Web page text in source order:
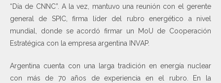
“Día de CNNC”. A la vez, mantuvo una reunión con el gerente
general de SPIC, firma líder del rubro energético a nivel
mundial, donde se acordó firmar un MoU de Cooperación
Estratégica con la empresa argentina INVAP.
Argentina cuenta con una larga tradición en energía nuclear
con más de 70 años de experiencia en el rubro. En la